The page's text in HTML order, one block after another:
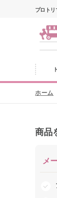
プロトリ
ホーム
商品
メ